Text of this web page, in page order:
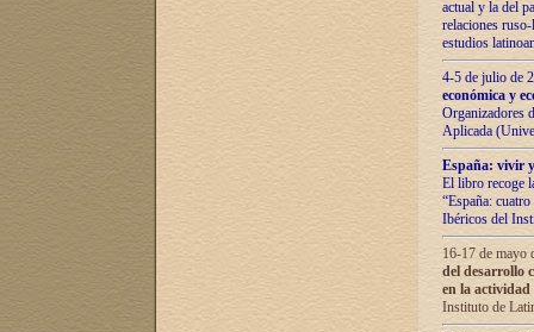
actual у lа del
relaciones
estudios
4-5 de julio de
económica y
Organizadores
Aplicada
España: vivir
El libro recoge
“España:
Ibéricos del
16-17 de mayo
del desarrollo
en la
Instituto de